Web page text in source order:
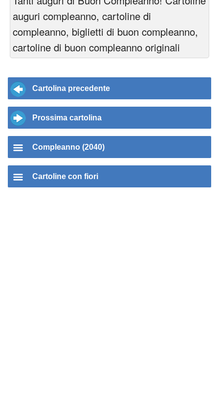
auguri compleanno, cartoline di
compleanno, biglietti di buon compleanno,
cartoline di buon compleanno originali
Cartolina precedente
Prossima cartolina
Compleanno (2040)
Cartoline con fiori